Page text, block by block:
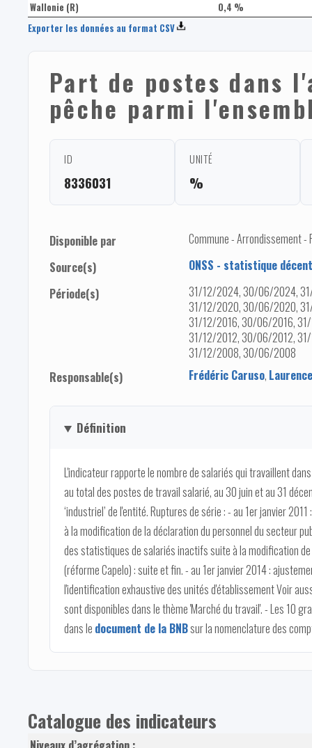
Wallonie (R)
0,4 %
Exporter les données au format CSV
Part de postes dans
pêche parmi
ID
8336031
UNITÉ
%
Disponible par
Commune - Arrondissement -
Source(s)
ONSS - statistique
Période(s)
31/12/2024, 30/06/2024,
31/12/2020, 30/06/2020,
31/12/2016, 30/06/2016,
31/12/2012, 30/06/2012,
31/12/2008, 30/06/2008
Responsable(s)
Frédéric Caruso,
Définition
L'indicateur rapporte le nombre de salariés qui travaillent
au total des postes de travail salarié, au 30 juin et au 31
‘industriel’ de l'entité. Ruptures de série : - au 1er janvier
à la modification de la déclaration du personnel du secteur
des statistiques de salariés inactifs suite à la modification
(réforme Capelo) : suite et fin. - au 1er janvier 2014 :
l'identification exhaustive des unités d'établissement Voir
sont disponibles dans le thème 'Marché du travail'. - Les 10
dans le document de la BNBsur la nomenclature des
Catalogue des indicateurs